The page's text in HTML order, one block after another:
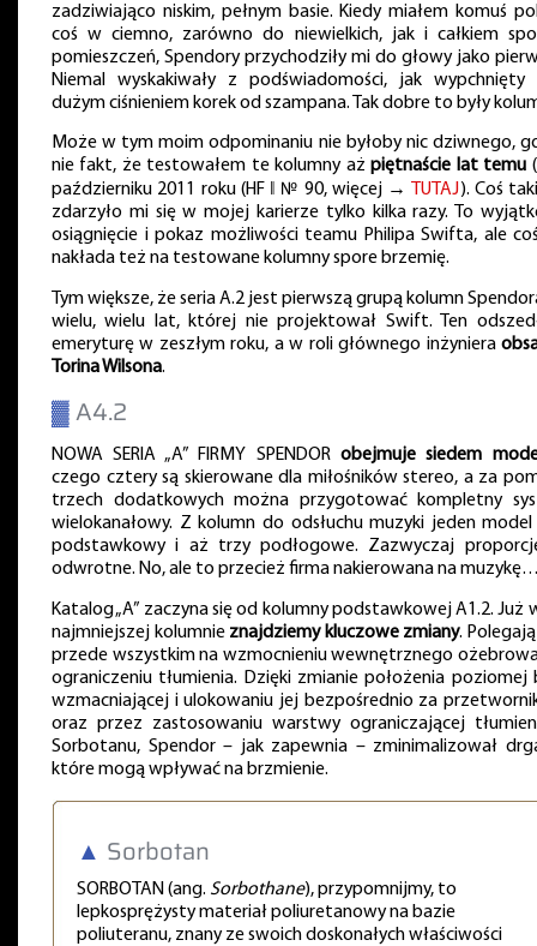
zadziwiająco niskim, pełnym basie. Kiedy miałem komuś
coś w ciemno, zarówno do niewielkich, jak i całkiem
pomieszczeń, Spendory przychodziły mi do głowy jako
Niemal wyskakiwały z podświadomości, jak wypchnięty
dużym ciśnieniem korek od szampana. Tak dobre to były
Może w tym moim odpominaniu nie byłoby nic dziwnego,
nie fakt, że testowałem te kolumny ażpiętnaście lat temu
październiku 2011 roku (HF ‖ № 90, więcej →
TUTAJ). Coś
zdarzyło mi się w mojej karierze tylko kilka razy. To
osiągnięcie i pokaz możliwości teamu Philipa Swifta, ale
nakłada też na testowane kolumny spore brzemię.
Tym większe, że seria A.2 jest pierwszą grupą kolumn
wielu, wielu lat, której nie projektował Swift. Ten
emeryturę w zeszłym roku, a w roli głównego inżyniera
Torina Wilsona.
▓A4.2
NOWA SERIA „A” FIRMY SPENDOR obejmuje siedem
czego cztery są skierowane dla miłośników stereo, a za
trzech dodatkowych można przygotować kompletny
wielokanałowy. Z kolumn do odsłuchu muzyki jeden
podstawkowy i aż trzy podłogowe. Zazwyczaj
odwrotne. No, ale to przecież firma nakierowana na
Katalog „A” zaczyna się od kolumny podstawkowej A1.2. Już
najmniejszej kolumnie znajdziemy kluczowe zmiany.
przede wszystkim na wzmocnieniu wewnętrznego
ograniczeniu tłumienia. Dzięki zmianie położenia poziomej
wzmacniającej i ulokowaniu jej bezpośrednio za
oraz przez zastosowaniu warstwy ograniczającej
Sorbotanu, Spendor – jak zapewnia – zminimalizował
które mogą wpływać na brzmienie.
▲ Sorbotan
SORBOTAN (ang. Sorbothane), przypomnijmy, to
lepkosprężysty materiał poliuretanowy na bazie
poliuteranu, znany ze swoich doskonałych właściwości